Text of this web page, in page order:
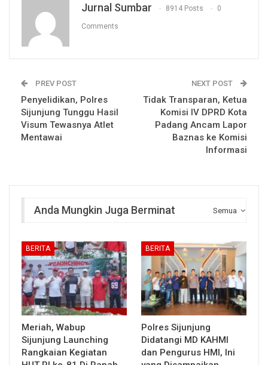
Jurnal Sumbar 8914 Posts 0
Comments
PREV POST
Penyelidikan, Polres
Sijunjung Tunggu Hasil
Visum Tewasnya Atlet
Mentawai
NEXT POST
Tidak Transparan, Ketua
Komisi IV DPRD Kota
Padang Ancam Lapor
Baznas ke Komisi
Informasi
Semua
Anda Mungkin Juga Berminat
BERITA
Meriah, Wabup
Sijunjung Launching
Rangkaian Kegiatan
BERITA
Polres Sijunjung
Didatangi MD KAHMI
dan Pengurus HMI, Ini